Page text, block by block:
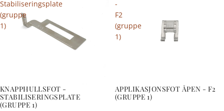
Stabiliseringsplate
(gruppe
1)
KNAPPHULLSFOT -
STABILISERINGSPLATE
(GRUPPE 1)
-
F2
(gruppe
1)
APPLIKASJONSFOT ÅPEN - F2
(GRUPPE 1)